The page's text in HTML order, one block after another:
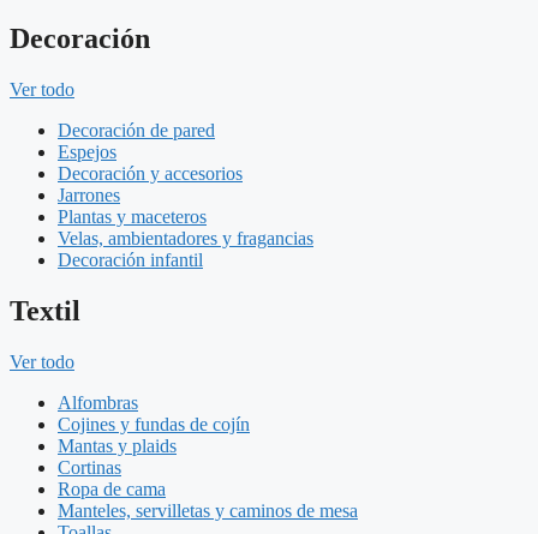
Decoración
Ver todo
Decoración de pared
Espejos
Decoración y accesorios
Jarrones
Plantas y maceteros
Velas, ambientadores y fragancias
Decoración infantil
Textil
Ver todo
Alfombras
Cojines y fundas de cojín
Mantas y plaids
Cortinas
Ropa de cama
Manteles, servilletas y caminos de mesa